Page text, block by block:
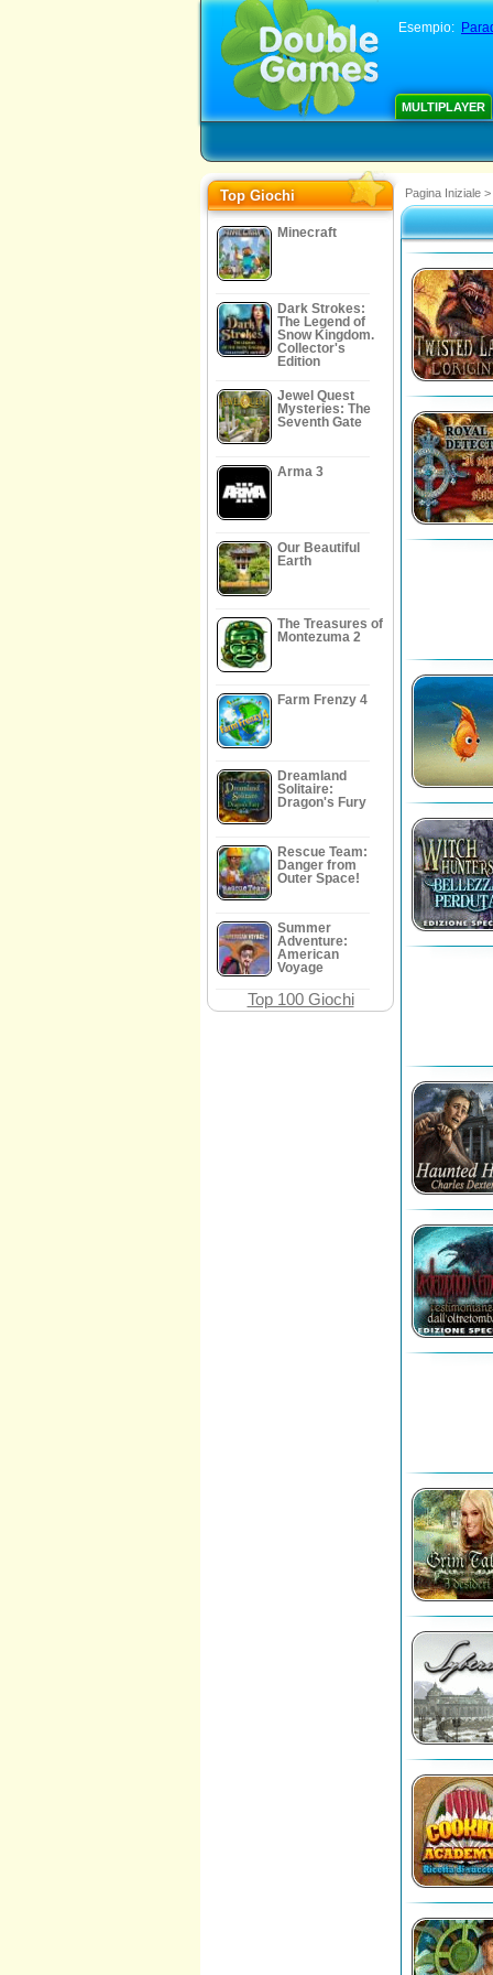
Esempio:
MULTIPLAYER
Top Giochi
Minecraft
Dark Strokes:
The Legend of
Snow Kingdom.
Collector's
Edition
Jewel Quest
Mysteries: The
Seventh Gate
Arma 3
Our Beautiful
Earth
The Treasures of
Montezuma 2
Farm Frenzy 4
Dreamland
Solitaire:
Dragon's Fury
Rescue Team:
Danger from
Outer Space!
Summer
Adventure:
American
Voyage
Top 100 Giochi
Pagina Iniziale >